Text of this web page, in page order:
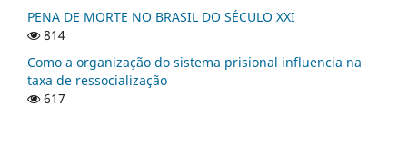
PENA DE MORTE NO BRASIL DO SÉCULO XXI
814
Como a organização do sistema prisional influencia na
taxa de ressocialização
617